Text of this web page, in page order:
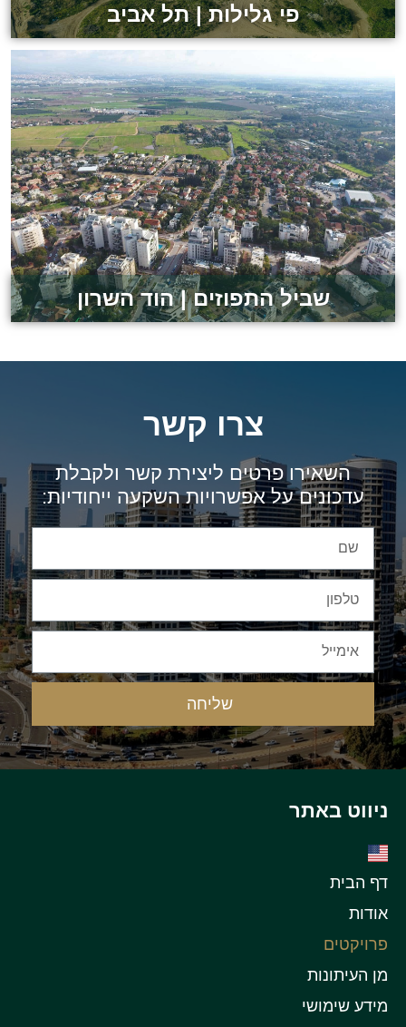
פי גלילות | תל אביב
שביל התפוזים | הוד השרון
לצפייה בפרויקט
צרו קשר
השאירו פרטים ליצירת קשר ולקבלת
עדכונים על אפשרויות השקעה ייחודיות:
שליחה
ניווט באתר
דף הבית
אודות
פרויקטים
מן העיתונות
מידע שימושי